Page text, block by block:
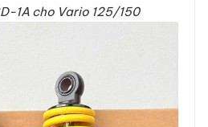
1A cho Vario 125/150